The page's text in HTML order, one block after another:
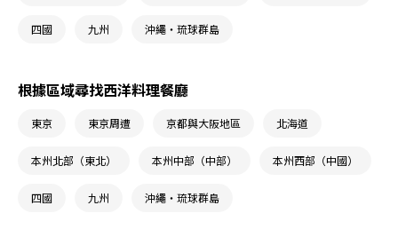
四國 九州 沖繩・琉球群島
根據區域尋找西洋料理餐廳
東京 東京周遭 京都與大阪地區 北海道
本州北部（東北） 本州中部（中部） 本州西部（中國）
四國 九州 沖繩・琉球群島